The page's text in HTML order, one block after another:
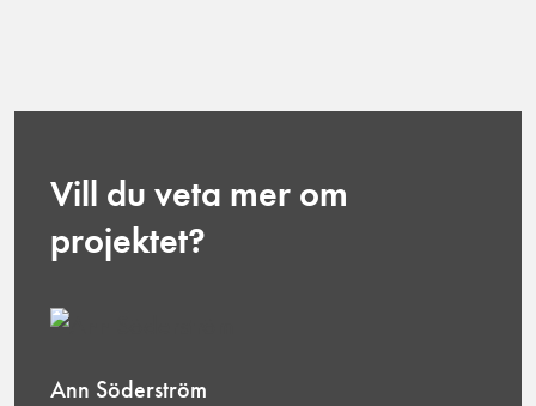
Vill du veta mer om
projektet?
Ann Söderström